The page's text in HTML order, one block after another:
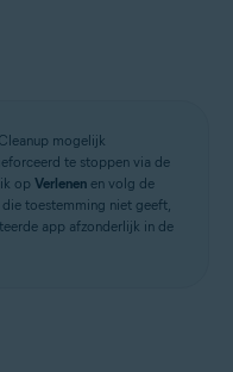
mogelijk
te stoppen via de
op Verlenen en volg de
toestemming niet geeft,
app afzonderlijk in de